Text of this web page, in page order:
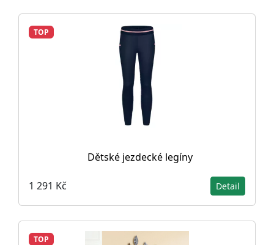
TOP
Dětské jezdecké legíny
1 291 Kč Detail
TOP